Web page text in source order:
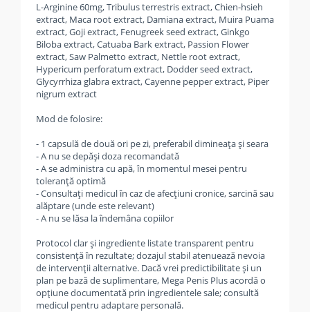
L-Arginine 60mg, Tribulus terrestris extract, Chien-hsieh
extract, Maca root extract, Damiana extract, Muira Puama
extract, Goji extract, Fenugreek seed extract, Ginkgo
Biloba extract, Catuaba Bark extract, Passion Flower
extract, Saw Palmetto extract, Nettle root extract,
Hypericum perforatum extract, Dodder seed extract,
Glycyrrhiza glabra extract, Cayenne pepper extract, Piper
nigrum extract
Mod de folosire:
- 1 capsulă de două ori pe zi, preferabil dimineața și seara
- A nu se depăși doza recomandată
- A se administra cu apă, în momentul mesei pentru
toleranță optimă
- Consultați medicul în caz de afecțiuni cronice, sarcină sau
alăptare (unde este relevant)
- A nu se lăsa la îndemâna copiilor
Protocol clar și ingrediente listate transparent pentru
consistență în rezultate; dozajul stabil atenuează nevoia
de intervenții alternative. Dacă vrei predictibilitate și un
plan pe bază de suplimentare, Mega Penis Plus acordă o
opțiune documentată prin ingredientele sale; consultă
medicul pentru adaptare personală.